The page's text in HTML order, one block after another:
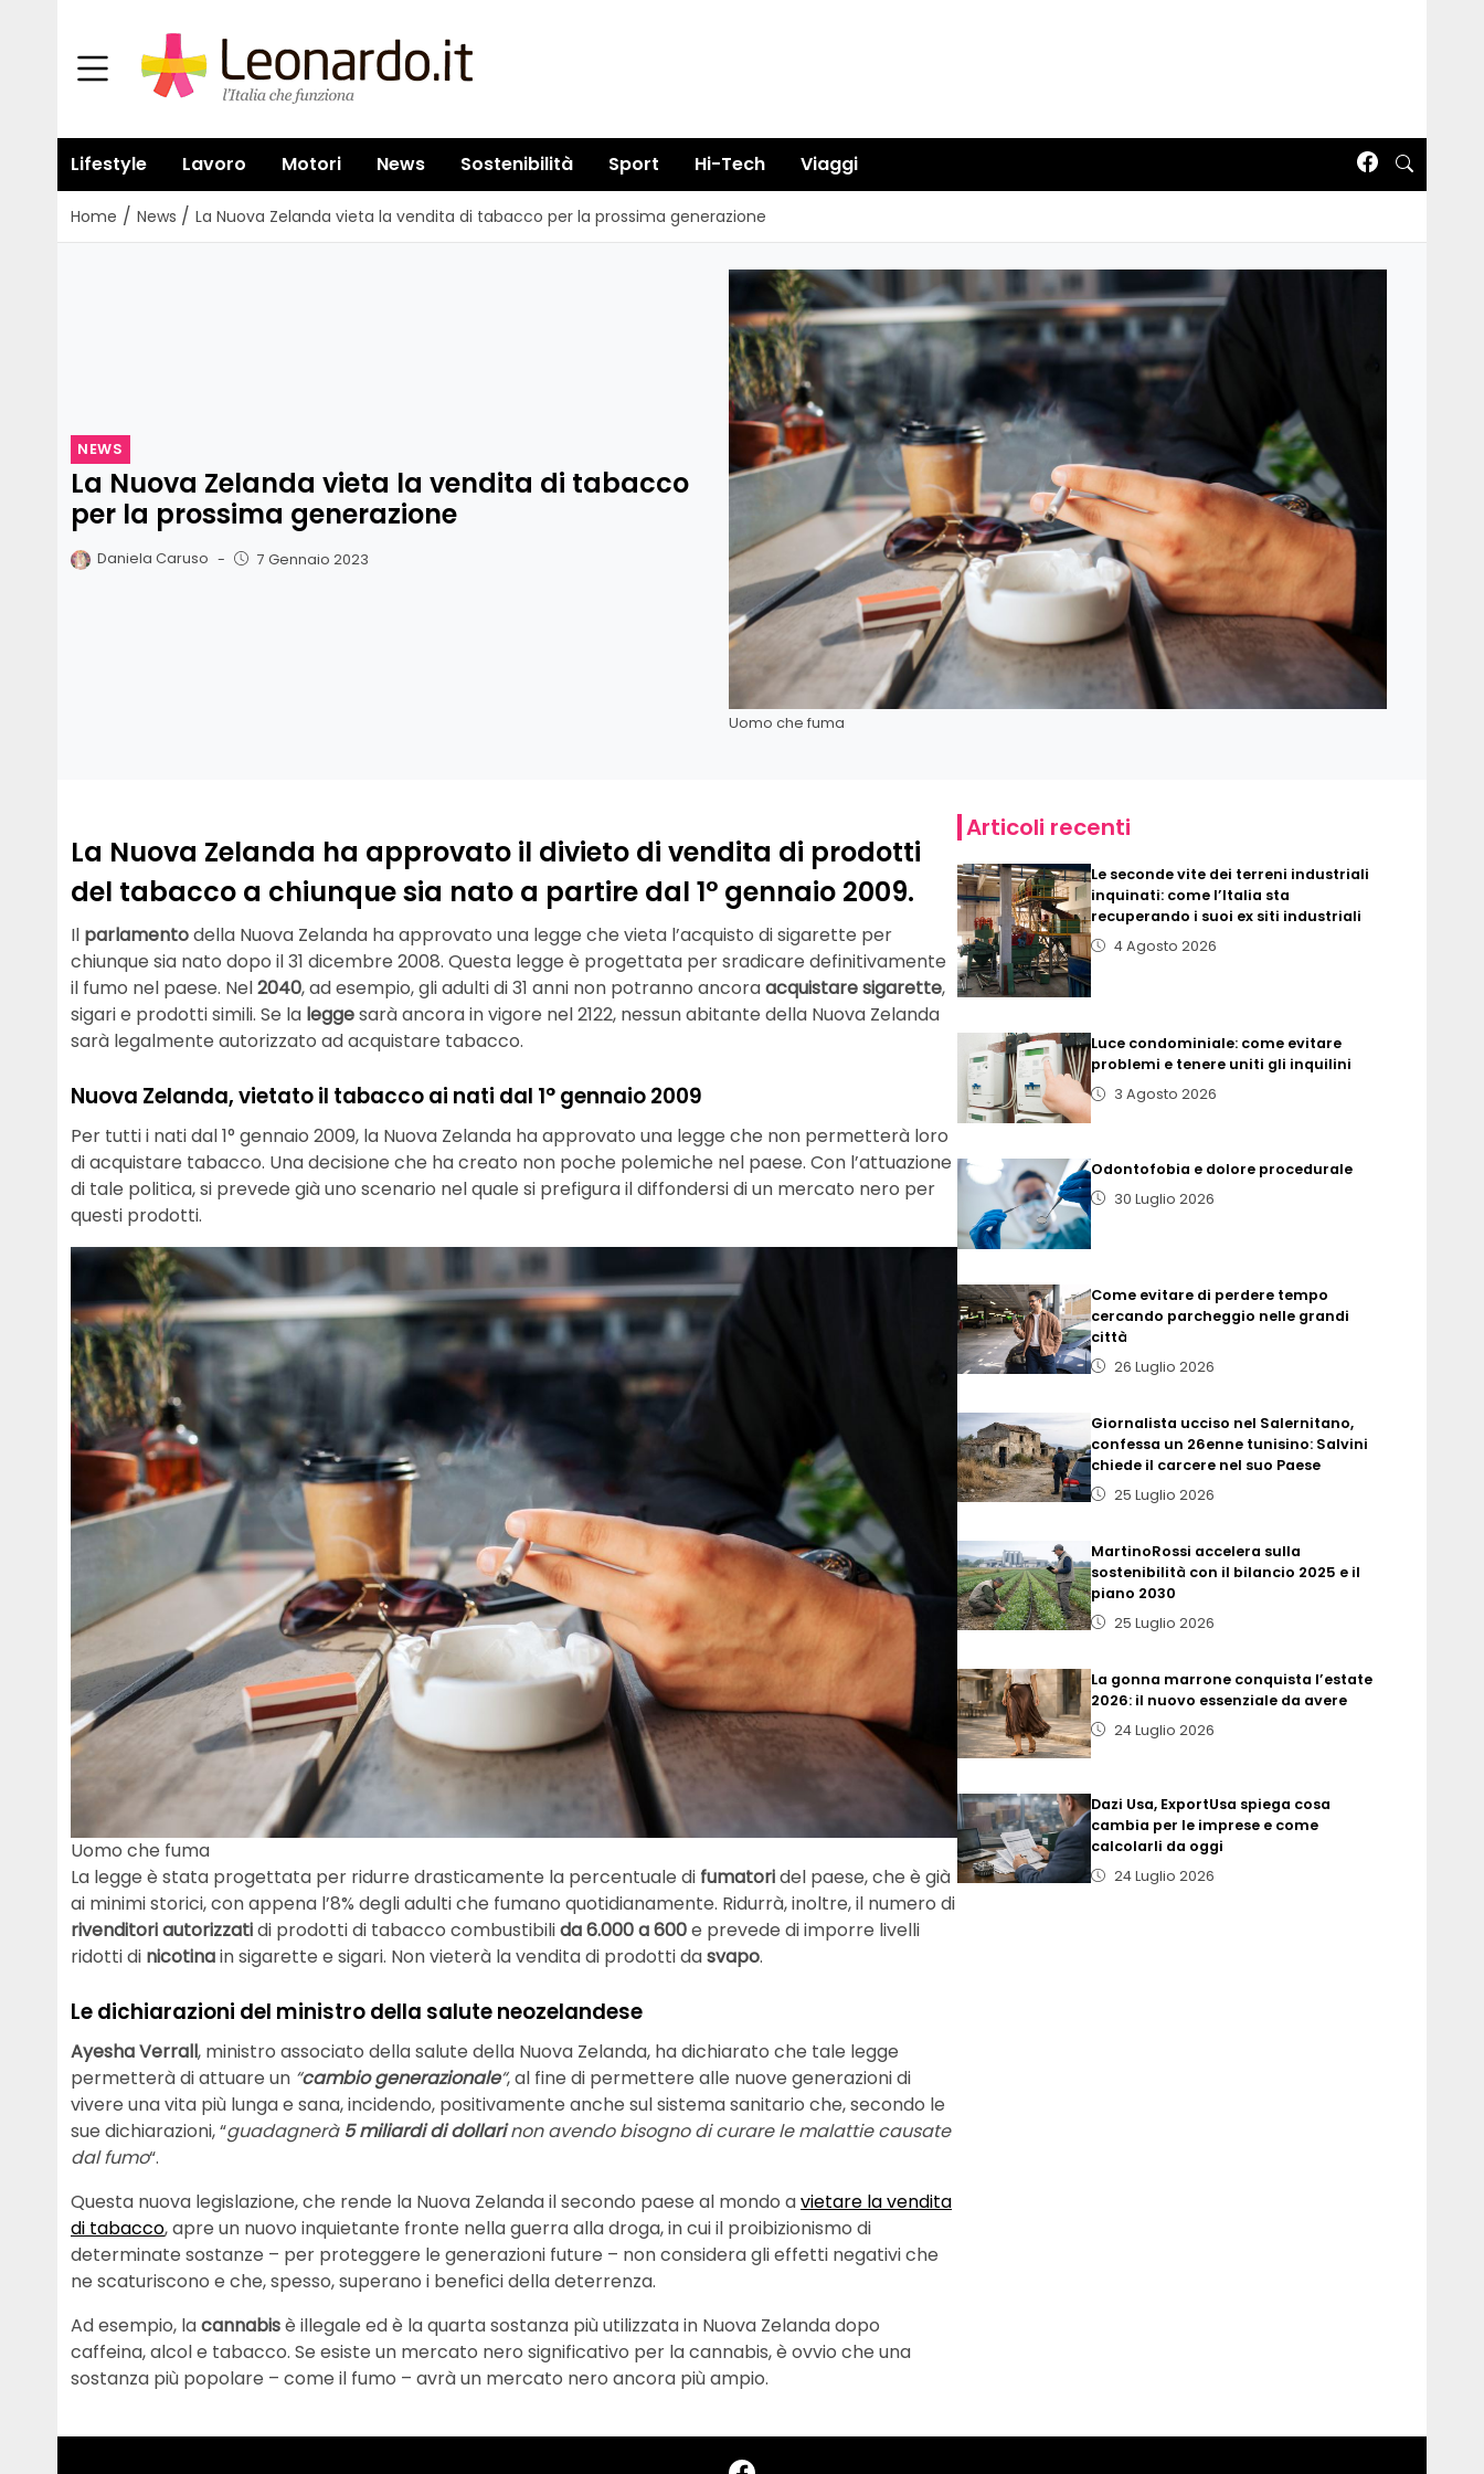
Lifestyle Lavoro Motori News Sostenibilità Sport Hi-Tech Viaggi
Home / News / La Nuova Zelanda vieta la vendita di tabacco per la prossima generazione
NEWS
La Nuova Zelanda vieta la vendita di tabacco
per la prossima generazione
Daniela Caruso - 7 Gennaio 2023
Uomo che fuma
La Nuova Zelanda ha approvato il divieto di vendita di prodotti
del tabacco a chiunque sia nato a partire dal 1° gennaio 2009.
Il parlamentodella Nuova Zelanda ha approvato una legge che vieta l’acquisto di sigarette per
chiunque sia nato dopo il 31 dicembre 2008. Questa legge è progettata per sradicare definitivamente
il fumo nel paese. Nel2040, ad esempio, gli adulti di 31 anni non potranno ancoraacquistare sigarette,
sigari e prodotti simili. Se la leggesarà ancora in vigore nel 2122, nessun abitante della Nuova Zelanda
sarà legalmente autorizzato ad acquistare tabacco.
Nuova Zelanda, vietato il tabacco ai nati dal 1° gennaio 2009
Per tutti i nati dal 1° gennaio 2009, la Nuova Zelanda ha approvato una legge che non permetterà loro
di acquistare tabacco. Una decisione che ha creato non poche polemiche nel paese. Con l’attuazione
di tale politica, si prevede già uno scenario nel quale si prefigura il diffondersi di un mercato nero per
questi prodotti.
Uomo che fuma
La legge è stata progettata per ridurre drasticamente la percentuale di fumatoridel paese, che è già
ai minimi storici, con appena l’8% degli adulti che fumano quotidianamente. Ridurrà, inoltre, il numero di
rivenditori autorizzatidi prodotti di tabacco combustibilida 6.000 a 600e prevede di imporre livelli
ridotti di nicotinain sigarette e sigari. Non vieterà la vendita di prodotti dasvapo.
Le dichiarazioni del ministro della salute neozelandese
Ayesha Verrall, ministro associato della salute della Nuova Zelanda, ha dichiarato che tale legge
permetterà di attuare un “cambio generazionale“, al fine di permettere alle nuove generazioni di
vivere una vita più lunga e sana, incidendo, positivamente anche sul sistema sanitario che, secondo le
sue dichiarazioni,“guadagnerà 5 miliardi di dollarinon avendo bisogno di curare le malattie causate
dal fumo“.
Questa nuova legislazione, che rende la Nuova Zelanda il secondo paese al mondo avietare la vendita
di tabacco, apre un nuovo inquietante fronte nella guerra alla droga, in cui il proibizionismo di
determinate sostanze – per proteggere le generazioni future – non considera gli effetti negativi che
ne scaturiscono e che, spesso, superano i benefici della deterrenza.
Ad esempio, lacannabisè illegale ed è la quarta sostanza più utilizzata in Nuova Zelanda dopo
caffeina, alcol e tabacco. Se esiste un mercato nero significativo per la cannabis, è ovvio che una
sostanza più popolare – come il fumo – avrà un mercato nero ancora più ampio.
Articoli recenti
Le seconde vite dei terreni industriali
inquinati: come l’Italia sta
recuperando i suoi ex siti industriali
4 Agosto 2026
Luce condominiale: come evitare
problemi e tenere uniti gli inquilini
3 Agosto 2026
Odontofobia e dolore procedurale
30 Luglio 2026
Come evitare di perdere tempo
cercando parcheggio nelle grandi
città
26 Luglio 2026
Giornalista ucciso nel Salernitano,
confessa un 26enne tunisino: Salvini
chiede il carcere nel suo Paese
25 Luglio 2026
MartinoRossi accelera sulla
sostenibilità con il bilancio 2025 e il
piano 2030
25 Luglio 2026
La gonna marrone conquista l’estate
2026: il nuovo essenziale da avere
24 Luglio 2026
Dazi Usa, ExportUsa spiega cosa
cambia per le imprese e come
calcolarli da oggi
24 Luglio 2026